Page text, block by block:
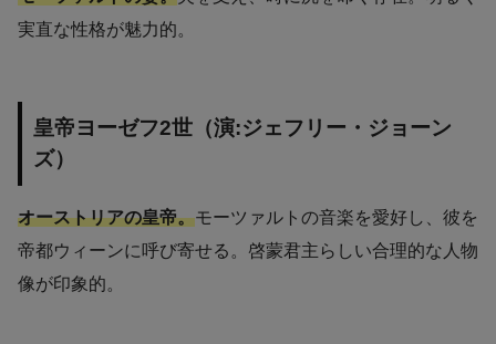
実直な性格が魅力的。
皇帝ヨーゼフ2世（演:ジェフリー・ジョーン
ズ）
オーストリアの皇帝。モーツァルトの音楽を愛好し、彼を
帝都ウィーンに呼び寄せる。啓蒙君主らしい合理的な人物
像が印象的。